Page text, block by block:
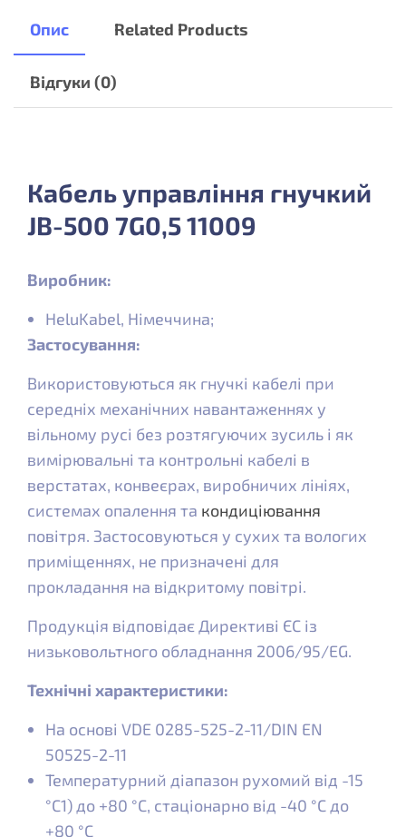
Опис Related Products
Відгуки (0)
Кабель управління гнучкий
JB-500 7G0,5 11009
Виробник:
HeluKabel, Німеччина;
Застосування:
Використовуються як гнучкі кабелі при
середніх механічних навантаженнях у
вільному русі без розтягуючих зусиль і як
вимірювальні та контрольні кабелі в
верстатах, конвеєрах, виробничих лініях,
системах опалення та кондиціювання
повітря. Застосовуються у сухих та вологих
приміщеннях, не призначені для
прокладання на відкритому повітрі.
Продукція відповідає Директиві ЄС із
низьковольтного обладнання 2006/95/EG.
Технічні характеристики:
На основі VDE 0285-525-2-11/DIN EN
50525-2-11
Температурний діапазон рухомий від -15
°C1) до +80 °C, стаціонарно від -40 °C до
+80 °C